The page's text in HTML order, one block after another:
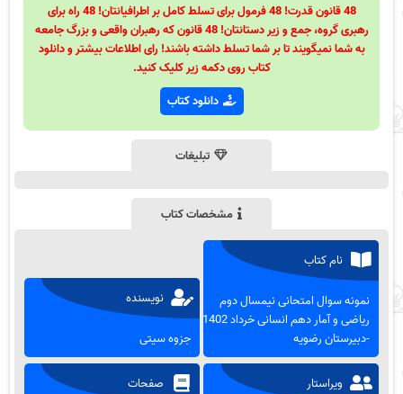
48 قانون قدرت! 48 فرمول برای تسلط کامل بر اطرافیانتان! 48 راه برای
رهبری گروه، جمع و زیر دستانتان! 48 قانون که رهبران واقعی و بزرگ جامعه
به شما نمیگویند تا بر شما تسلط داشته باشند! رای اطلاعات بیشتر و دانلود
کتاب روی دکمه زیر کلیک کنید.
دانلود کتاب
تبلیغات
مشخصات کتاب
نام کتاب
نمونه سوال امتحانی نیمسال دوم
ریاضی و آمار دهم انسانی خرداد 1402
-دبیرستان رضویه
نویسنده
جزوه سیتی
ویراستار صفحات